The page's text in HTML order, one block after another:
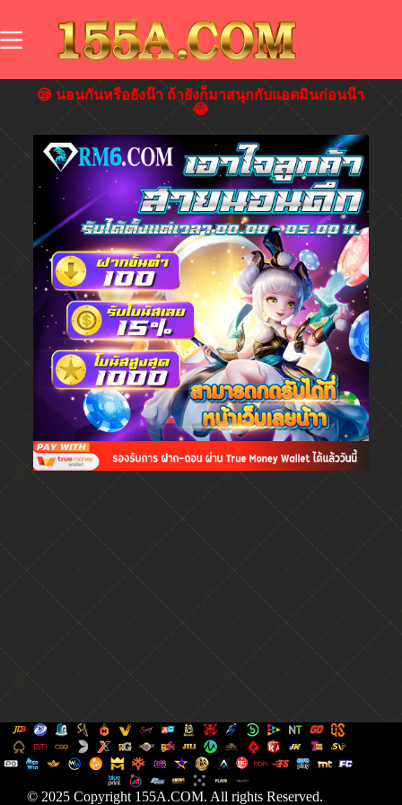
😪 นอนกันหรือยังน๊า ถ้ายังก็มาสนุกกับแอดมินก่อนน๊า
😂
© 2025 Copyright 155A.COM. All rights Reserved.